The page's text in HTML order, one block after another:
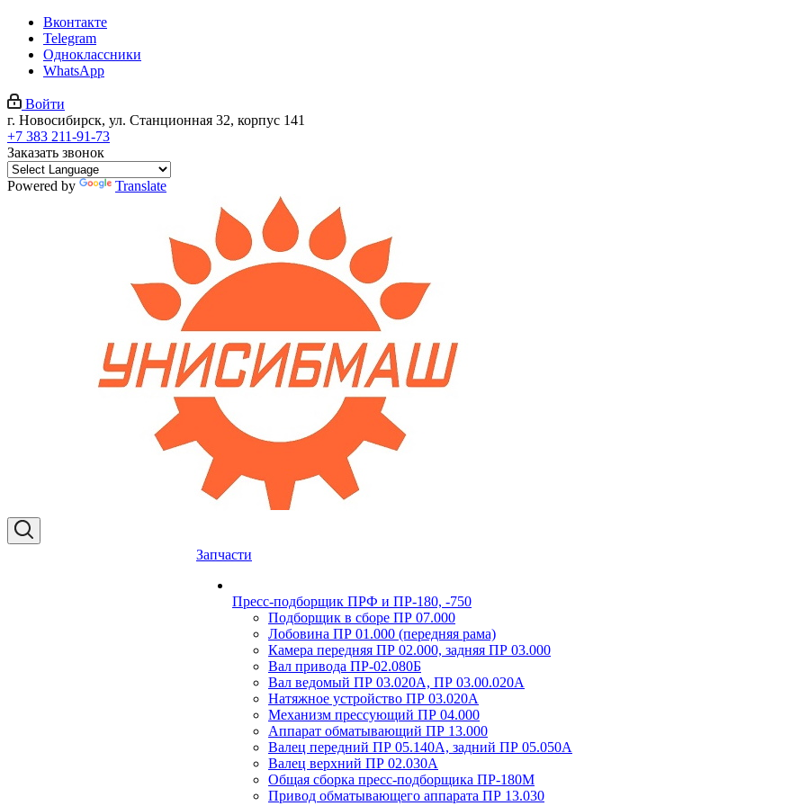
Вконтакте
Telegram
Одноклассники
WhatsApp
Войти
г. Новосибирск, ул. Станционная 32, корпус 141
+7 383 211-91-73
Заказать звонок
Powered by Translate
Запчасти
Пресс-подборщик ПРФ и ПР-180, -750
Подборщик в сборе ПР 07.000
Лобовина ПР 01.000 (передняя рама)
Камера передняя ПР 02.000, задняя ПР 03.000
Вал привода ПР-02.080Б
Вал ведомый ПР 03.020А, ПР 03.00.020А
Натяжное устройство ПР 03.020A
Механизм прессующий ПР 04.000
Аппарат обматывающий ПР 13.000
Валец передний ПР 05.140A, задний ПР 05.050A
Валец верхний ПР 02.030A
Общая сборка пресс-подборщика ПР-180М
Привод обматывающего аппарата ПР 13.030